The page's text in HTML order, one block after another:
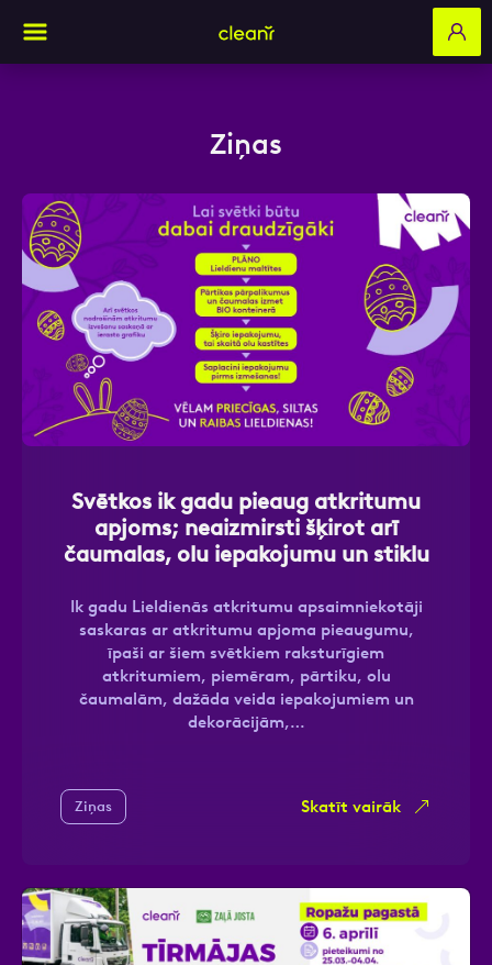
Ziņas
Svētkos ik gadu pieaug atkritumu
apjoms; neaizmirsti šķirot arī
čaumalas, olu iepakojumu un stiklu
Ik gadu Lieldienās atkritumu apsaimniekotāji
saskaras ar atkritumu apjoma pieaugumu,
īpaši ar šiem svētkiem raksturīgiem
atkritumiem, piemēram, pārtiku, olu
čaumalām, dažāda veida iepakojumiem un
dekorācijām,…
Ziņas Skatīt vairāk
Aizpildi pieteikuma formu un mēs ar tevi
Vārds, Uzvārds
E-pasts
Atzīmējiet, ka piekrītat personas datu
apstrādei.